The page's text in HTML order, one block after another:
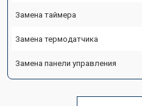
Замена таймера
Замена термодатчика
Замена панели управления